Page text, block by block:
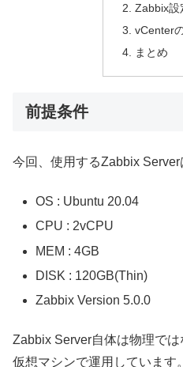
Zabbix設
vCenter
まとめ
前提条件
今回、使用するZabbix Server
OS : Ubuntu 20.04
CPU : 2vCPU
MEM : 4GB
DISK : 120GB(Thin)
Zabbix Version 5.0.0
Zabbix Server自体は物理で
仮想マシンで運用しています。